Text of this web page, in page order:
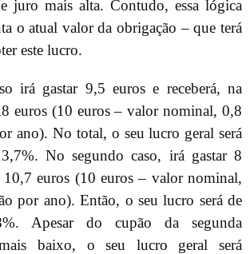
juro mais alta. Contudo, essa lógica
o atual valor da obrigação – que terá
este lucro.
irá gastar 9,5 euros e receberá, na
euros (10 euros – valor nominal, 0,8
ano). No total, o seu lucro geral será
No segundo caso, irá gastar 8
10,7 euros (10 euros – valor nominal,
por ano). Então, o seu lucro será de
Apesar do cupão da segunda
baixo, o seu lucro geral será